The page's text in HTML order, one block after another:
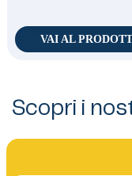
VAI AL
Scopri i